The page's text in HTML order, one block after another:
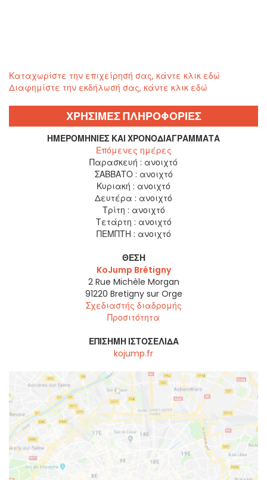
Καταχωρίστε την επιχείρησή σας, κάντε κλικ εδώ
Διαφημίστε την εκδήλωσή σας, κάντε κλικ εδώ
ΧΡΗΣΙΜΕΣ ΠΛΗΡΟΦΟΡΙΕΣ
ΗΜΕΡΟΜΗΝΊΕΣ ΚΑΙ ΧΡΟΝΟΔΙΑΓΡΆΜΜΑΤΑ
Επόμενες ημέρες
Παρασκευή : ανοιχτό
ΣΑΒΒΑΤΟ : ανοιχτό
Κυριακή : ανοιχτό
Δευτέρα : ανοιχτό
Τρίτη : ανοιχτό
Τετάρτη : ανοιχτό
ΠΕΜΠΤΗ : ανοιχτό
ΘΈΣΗ
KoJump Brétigny
2 Rue Michèle Morgan
91220 Bretigny sur Orge
Σχεδιαστής διαδρομής
Προσιτότητα
ΕΠΊΣΗΜΗ ΙΣΤΟΣΕΛΊΔΑ
kojump.fr